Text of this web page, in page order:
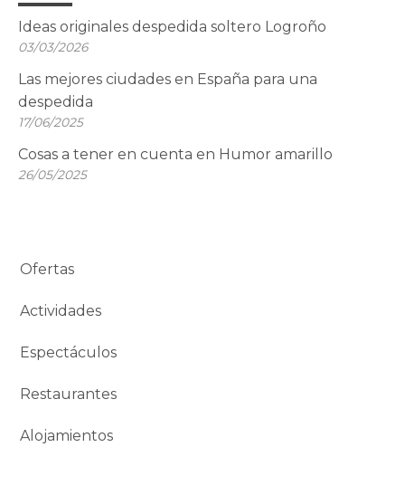
Ideas originales despedida soltero Logroño
03/03/2026
Las mejores ciudades en España para una
despedida
17/06/2025
Cosas a tener en cuenta en Humor amarillo
26/05/2025
Ofertas
Actividades
Espectáculos
Restaurantes
Alojamientos